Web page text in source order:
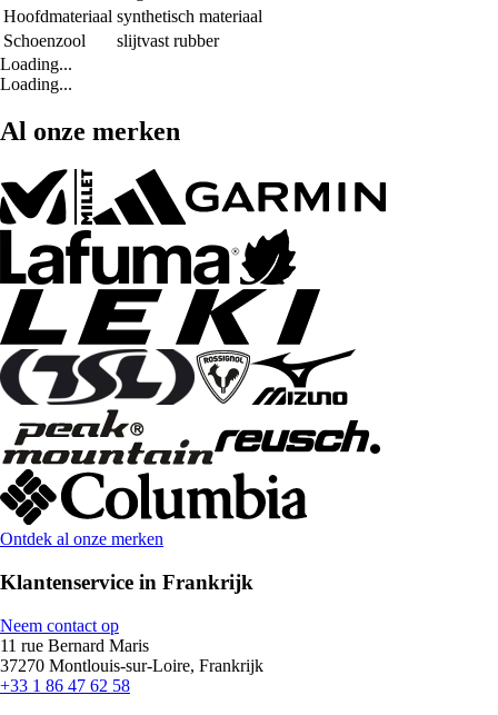
Hoofdmateriaal synthetisch materiaal
Schoenzool
slijtvast rubber
Loading...
Loading...
Al onze merken
Ontdek al onze merken
Klantenservice in Frankrijk
Neem contact op
11 rue Bernard Maris
37270 Montlouis-sur-Loire, Frankrijk
+33 1 86 47 62 58